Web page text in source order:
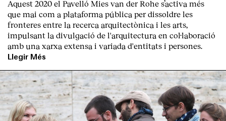
Aquest 2020 el Pavelló Mies van der Rohe s’activa més
que mai com a plataforma pública per dissoldre les
fronteres entre la recerca arquitectònica i les arts,
impulsant la divulgació de l'arquitectura en col·laboració
amb una xarxa extensa i variada d'entitats i persones.
Llegir Més